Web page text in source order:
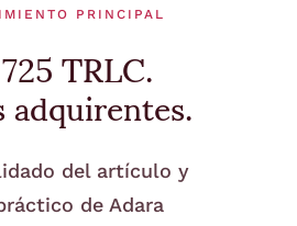
PRINCIPAL
TRLC.
del artículo y
de Adara